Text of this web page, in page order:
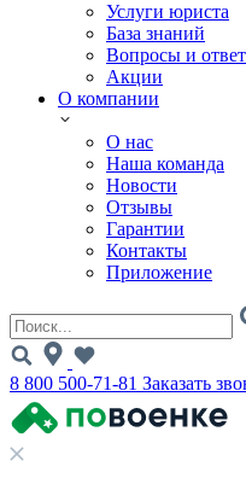
Услуги юриста
База знаний
Вопросы и
Акции
О компании
О нас
Наша команда
Новости
Отзывы
Гарантии
Контакты
Приложение
8 800 500-71-81 Заказать